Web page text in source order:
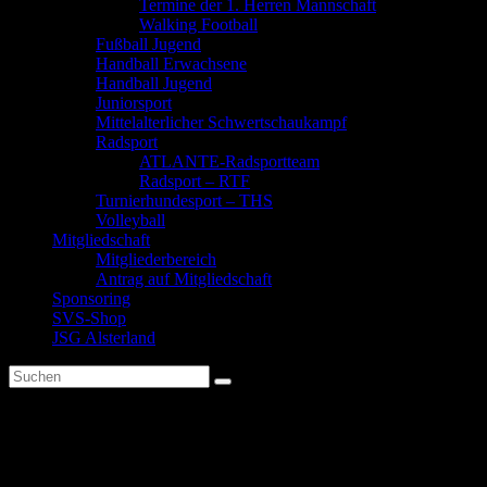
Termine der 1. Herren Mannschaft
Walking Football
Fußball Jugend
Handball Erwachsene
Handball Jugend
Juniorsport
Mittelalterlicher Schwertschaukampf
Radsport
ATLANTE-Radsportteam
Radsport – RTF
Turnierhundesport – THS
Volleyball
Mitgliedschaft
Mitgliederbereich
Antrag auf Mitgliedschaft
Sponsoring
SVS-Shop
JSG Alsterland